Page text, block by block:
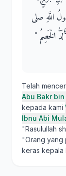
اللَّهِ صلى
الْخَصِمُ ‏"‏
Telah
Abu Bakr
kepada kami
Ibnu Abi
"Rasulullah
"Orang yang
keras kepala